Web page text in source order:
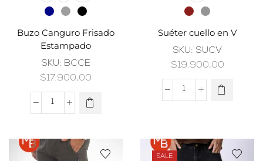
Buzo Canguro Frisado
Estampado
SKU: BCCE
$17.900,00
Suéter cuello en V
SKU: SUCV
$19.900,00
SALE